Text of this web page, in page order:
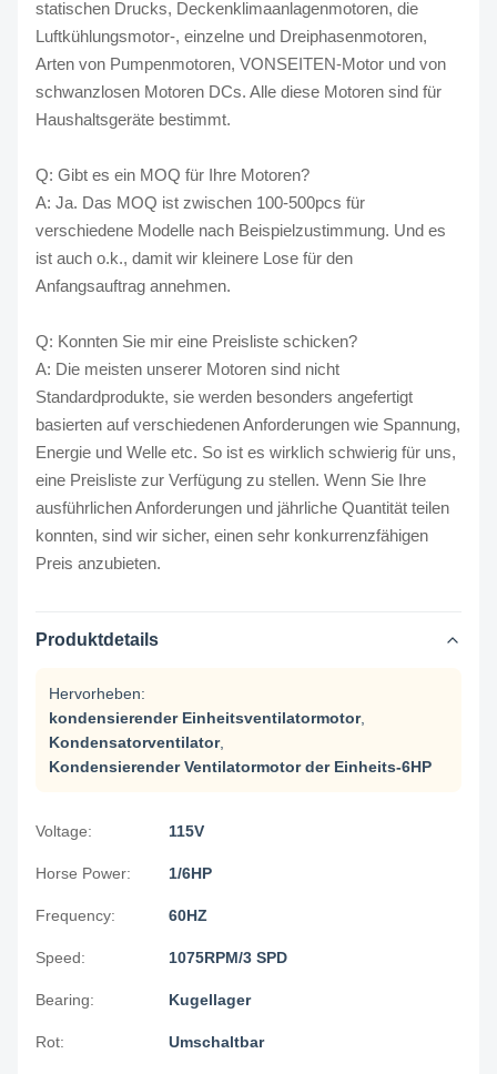
statischen Drucks, Deckenklimaanlagenmotoren, die
Luftkühlungsmotor-, einzelne und Dreiphasenmotoren,
Arten von Pumpenmotoren, VONSEITEN-Motor und von
schwanzlosen Motoren DCs. Alle diese Motoren sind für
Haushaltsgeräte bestimmt.
Q: Gibt es ein MOQ für Ihre Motoren?
A: Ja. Das MOQ ist zwischen 100-500pcs für
verschiedene Modelle nach Beispielzustimmung. Und es
ist auch o.k., damit wir kleinere Lose für den
Anfangsauftrag annehmen.
Q: Konnten Sie mir eine Preisliste schicken?
A: Die meisten unserer Motoren sind nicht
Standardprodukte, sie werden besonders angefertigt
basierten auf verschiedenen Anforderungen wie Spannung,
Energie und Welle etc. So ist es wirklich schwierig für uns,
eine Preisliste zur Verfügung zu stellen. Wenn Sie Ihre
ausführlichen Anforderungen und jährliche Quantität teilen
konnten, sind wir sicher, einen sehr konkurrenzfähigen
Preis anzubieten.
Produktdetails
Hervorheben:
kondensierender Einheitsventilatormotor,
Kondensatorventilator,
Kondensierender Ventilatormotor der Einheits-6HP
Voltage: 115V
Horse Power: 1/6HP
Frequency: 60HZ
Speed: 1075RPM/3 SPD
Bearing: Kugellager
Rot: Umschaltbar